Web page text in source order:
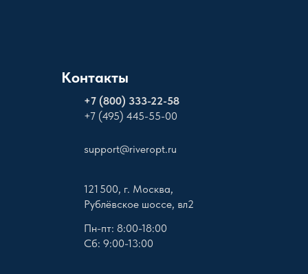
Контакты
+7 (800) 333-22-58
+7 (495) 445-55-00
support@riveropt.ru
121 500, г. Москва,
Рублёвское шоссе, вл2
Пн-пт: 8:00-18:00
Сб: 9:00-13:00